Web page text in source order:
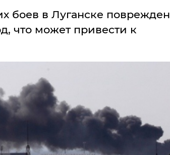
боев в Луганске поврежден
что может привести к